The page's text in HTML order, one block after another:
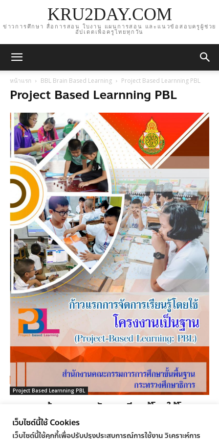
KRU2DAY.COM
ข่าวการศึกษา สื่อการสอน ใบงาน แผนการสอน และแนวข้อสอบครูผู้ช่วย
อัปเดตเพื่อครูไทยทุกวัน
หน้าแรก BBL Brain Based Learning Project Based Learnning PBL
Project Based Learnning PBL
Project Based Learnning PBL
เอกสาร ก้าวแรกการจัดการเรียนรู้โดยใช้โครง
งานเป็นฐาน Project Based Learnning PBL
ครูทูเดย์ ข่าวการศึกษา - 18/11/2021
เว็บไซต์นี้ใช้ Cookies
เว็บไซต์นี้ใช้คุกกี้เพื่อปรับปรุงประสบการณ์การใช้งาน วิเคราะห์การ